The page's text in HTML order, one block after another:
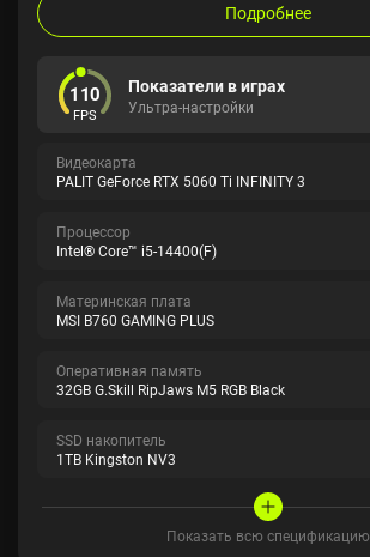
Подробнее
110
FPS
Показатели в играх
Ультра-настройки
Видеокарта
PALIT GeForce RTX 5060 Ti INFINITY 3
Процессор
Intel® Core™ i5-14400(F)
Материнская плата
MSI B760 GAMING PLUS
Оперативная память
32GB G.Skill RipJaws M5 RGB Black
SSD накопитель
1TB Kingston NV3
Показать всю спецификацию